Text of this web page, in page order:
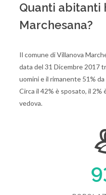
Quanti abitanti
Marchesana?
Il comune di Villanova
data del 31 Dicembre 2017
uomini e il rimanente 51%
Circa il 42% è sposato, il 2%
vedova.